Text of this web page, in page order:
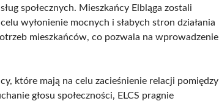
społecznych. Mieszkańcy Elbląga zostali
wyłonienie mocnych i słabych stron działania
mieszkańców, co pozwala na wprowadzenie
które mają na celu zacieśnienie relacji pomiędzy
głosu społeczności, ELCS pragnie